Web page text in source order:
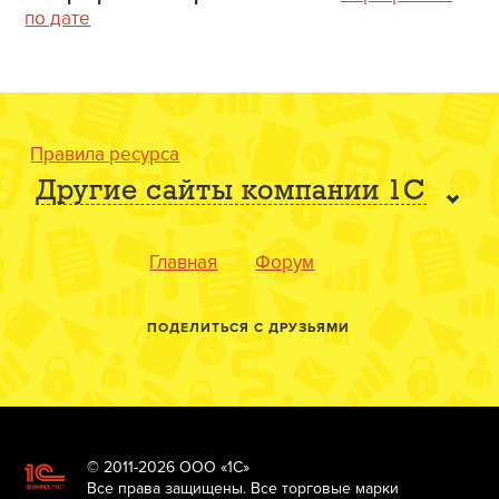
по дате
Правила ресурса
Другие сайты компании 1С
Главная Форум
ПОДЕЛИТЬСЯ С ДРУЗЬЯМИ
© 2011-2026 ООО «1С»
Все права защищены. Все торговые марки